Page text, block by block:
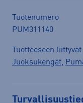
Tuotenumero
PUM311140
Tuotteeseen
Juoksukengät,